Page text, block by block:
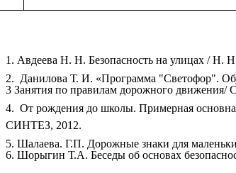
1. Авдеева Н. Н. Безопасность на улицах /
2. Данилова Т. И. «Программа "Светофор".
3 Занятия по правилам дорожного
4. От рождения до школы. Примерная
СИНТЕЗ, 2012.
5. Шалаева. Г.П. Дорожные знаки для
6. Шорыгин Т.А. Беседы об основах